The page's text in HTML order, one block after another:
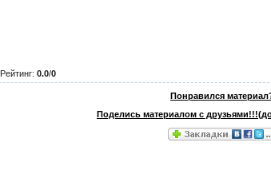
Рейтинг: 0.0/0
Понравился
Поделись материалом с